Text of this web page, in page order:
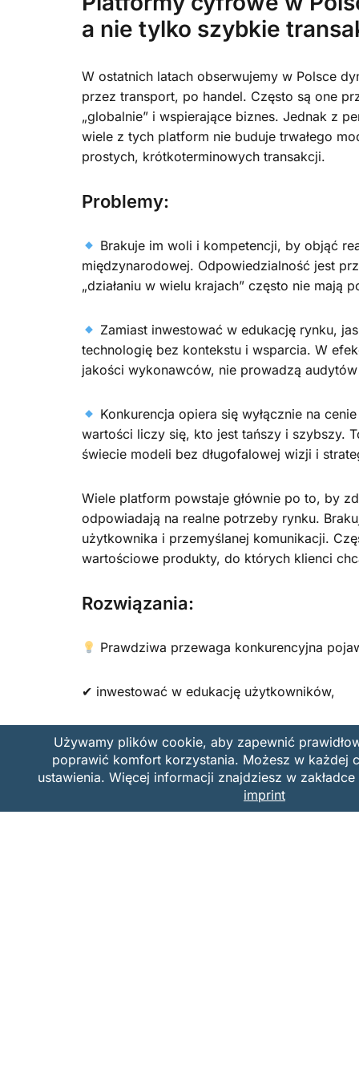
a nie tylko szybkie
W ostatnich latach obserwujemy w Polsce
przez transport, po handel. Często są one
„globalnie” i wspierające biznes. Jednak z
wiele z tych platform nie buduje trwałego
prostych, krótkoterminowych transakcji.
Problemy:
Brakuje im woli i kompetencji, by objąć
międzynarodowej. Odpowiedzialność jest
„działaniu w wielu krajach” często nie mają
Zamiast inwestować w edukację rynku,
technologię bez kontekstu i wsparcia. W
jakości wykonawców, nie prowadzą
Konkurencja opiera się wyłącznie na
wartości liczy się, kto jest tańszy i szybszy.
świecie modeli bez długofalowej wizji i
Wiele platform powstaje głównie po to, by
odpowiadają na realne potrzeby rynku.
użytkownika i przemyślanej komunikacji.
wartościowe produkty, do których klienci
Rozwiązania:
Prawdziwa przewaga konkurencyjna
✔ inwestować w edukację użytkowników,
✔ jasno komunikować ograniczenia prawne
✔ budować systemy jakości, a nie tylko